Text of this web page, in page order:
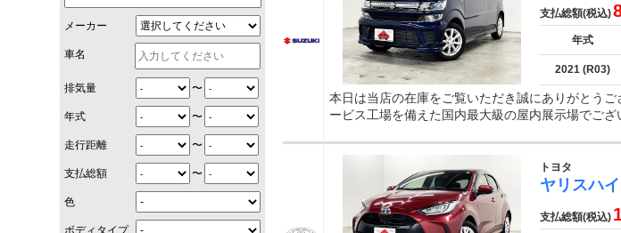
メーカー
車名
排気量 〜
年式 〜
走行距離 〜
支払総額 〜
色
ボディタイプ
支払総額(税込)
年式
2021 (R03)
本日は当店の在庫をご覧いただき誠にありがとう
ービス工場を備えた国内最大級の屋内展示場でござ
トヨタ
ヤリスハ
支払総額(税込)